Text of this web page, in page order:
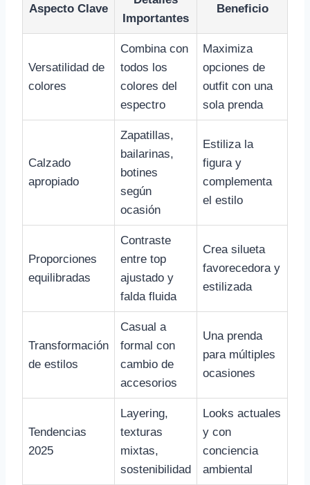
Aspecto Clave
Importantes
Beneficio
Versatilidad de
colores
Combina con
todos los
colores del
espectro
Maximiza
opciones de
outfit con una
sola prenda
Calzado
apropiado
Zapatillas,
bailarinas,
botines
según
ocasión
Estiliza la
figura y
complementa
el estilo
Proporciones
equilibradas
Contraste
entre top
ajustado y
falda fluida
Crea silueta
favorecedora y
estilizada
Transformación
de estilos
Casual a
formal con
cambio de
accesorios
Una prenda
para múltiples
ocasiones
Tendencias
2025
Layering,
texturas
mixtas,
sostenibilidad
Looks actuales
y con
conciencia
ambiental